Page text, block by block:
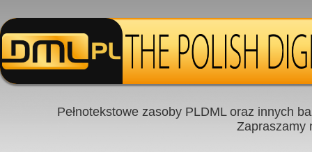
Pełnotekstowe zasoby PLDML oraz innych
Zapraszamy